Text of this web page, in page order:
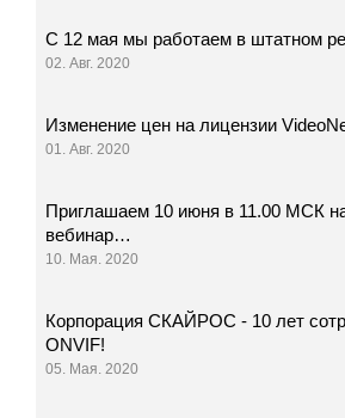
С 12 мая мы работаем в штатном
02. Авг. 2020
Изменение цен на лицензии
01. Авг. 2020
Приглашаем 10 июня в 11.00 МСК
вебинар…
10. Мая. 2020
Корпорация СКАЙРОС - 10 лет
ONVIF!
05. Мая. 2020